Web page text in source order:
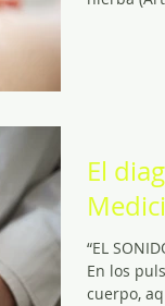
El
“EL
En los
cuerpo,